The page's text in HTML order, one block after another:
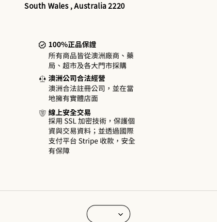
South Wales , Australia 2220